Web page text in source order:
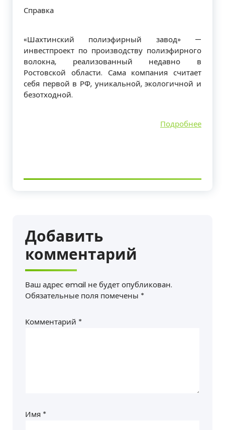
Справка
«Шахтинский полиэфирный завод» —
инвестпроект по производству полиэфирного
волокна, реализованный недавно в
Ростовской области. Сама компания считает
себя первой в РФ, уникальной, экологичной и
безотходной.
Подробнее
Добавить
комментарий
Ваш адрес email не будет опубликован.
Обязательные поля помечены *
Комментарий *
Имя *